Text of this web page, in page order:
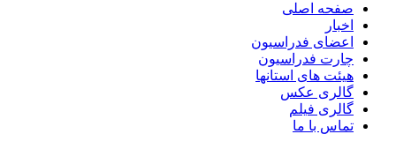
صفحه اصلی
اخبار
اعضای فدراسیون
چارت فدراسیون
هیئت های استانها
گالری عکس
گالری فیلم
تماس با ما